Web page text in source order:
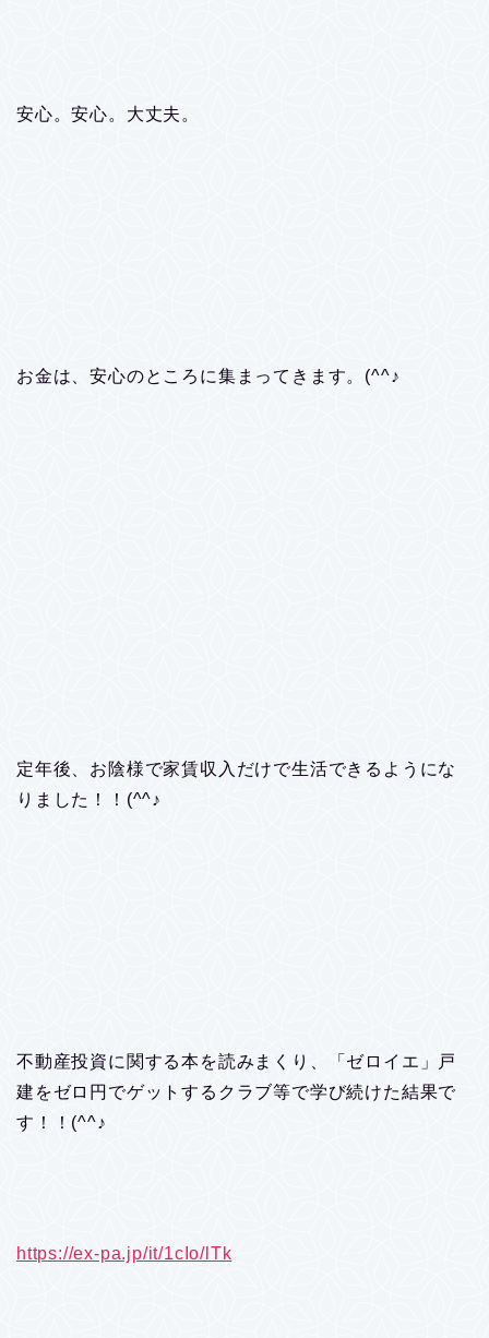
安心。安心。大丈夫。
お金は、安心のところに集まってきます。(^^♪
定年後、お陰様で家賃収入だけで生活できるようにな
りました！！(^^♪
不動産投資に関する本を読みまくり、「ゼロイエ」戸
建をゼロ円でゲットするクラブ等で学び続けた結果で
す！！(^^♪
https://ex-pa.jp/it/1cIo/lTk